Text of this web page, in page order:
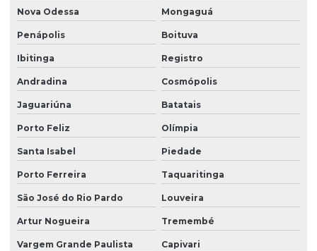
Limpeza de fachada predial
Limpeza de fachada predial preço
Limpeza de fachada predial vidros
Limpeza de fachadas
Limpeza de fachadas de prédios
Limpeza de fachadas de vidro
Limpeza e manutenção predial terceirizada
Limpeza predial terceirizada
Nova Odessa Mongaguá
Penápolis Boituva
Ibitinga Registro
Andradina Cosmópolis
Jaguariúna Batatais
Porto Feliz Olímpia
Santa Isabel Piedade
Porto Ferreira Taquaritinga
São José do Rio Pardo Louveira
Artur Nogueira Tremembé
Vargem Grande Paulista Capivari